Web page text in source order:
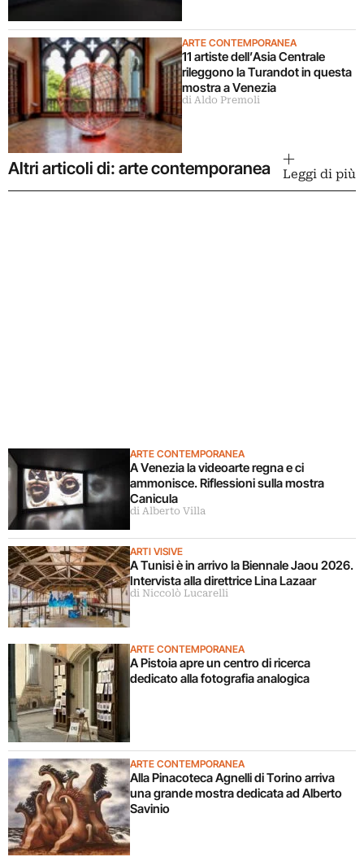
ARTE CONTEMPORANEA
11 artiste dell’Asia Centrale
rileggono la Turandot in questa
mostra a Venezia
di Aldo Premoli
Altri articoli di: arte contemporanea Leggi di più
ARTE CONTEMPORANEA
A Venezia la videoarte regna e ci
ammonisce. Riflessioni sulla mostra
Canicula
di Alberto Villa
ARTI VISIVE
A Tunisi è in arrivo la Biennale Jaou 2026.
Intervista alla direttrice Lina Lazaar
di Niccolò Lucarelli
ARTE CONTEMPORANEA
A Pistoia apre un centro di ricerca
dedicato alla fotografia analogica
ARTE CONTEMPORANEA
Alla Pinacoteca Agnelli di Torino arriva
una grande mostra dedicata ad Alberto
Savinio